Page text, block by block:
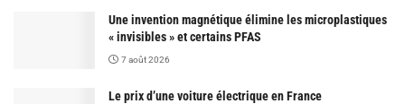
Une invention magnétique élimine les microplastiques
« invisibles » et certains PFAS
7 août 2026
Le prix d’une voiture électrique en France